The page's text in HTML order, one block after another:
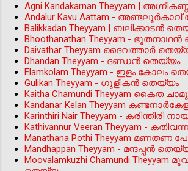
Agni Kandakarnan Theyyam |
Andalur Kavu Aattam - അണ്ടലൂർകാവ്
Balikkadan Theyyam | ബലിക്കാടൻ
Bhoothanathan Theyyam -
Daivathar Theyyam ദൈവത്താര്‍
Dhandan Theyyam - ദണ്ഡൻ തെയ്യം
Elamkolam Theyyam - ഇളം കോലം
Gulikan Theyyam - ഗുളികൻ തെയ്യം
Kaitha Chamundi Theyyam കൈത
Kandanar Kelan Theyyam
Karinthiri Nair Theyyam - കരിന്തിരി
Kathivannur Veeran Theyyam -
Manathana Pothi Theyyam മണതണ
Mandhappan Theyyam - മന്ദപ്പന്‍
Moovalamkuzhi Chamundi